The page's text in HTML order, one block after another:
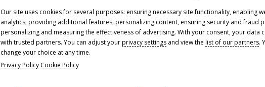
Our site uses cookies for several purposes: ensuring necessary site functionality, enabling
analytics, providing additional features, personalizing content, ensuring security and fraud
personalizing and measuring the effectiveness of advertising. With your consent, your data
with trusted partners. You can adjust yourprivacy settings and view the list of our partners.
change your choice at any time.
Privacy Policy Cookie Policy